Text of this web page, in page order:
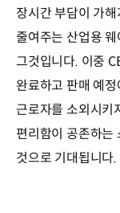
장시간 부담이 가
줄여주는 산업용 웨
그것입니다. 이중
완료하고 판매 예
근로자를 소외시키
편리함이 공존하는
것으로 기대됩니다.